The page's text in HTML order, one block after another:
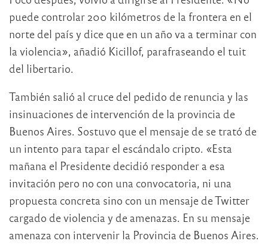
puede controlar 200 kilómetros de la frontera en el
norte del país y dice que en un año va a terminar con
la violencia», añadió Kicillof, parafraseando el tuit
del libertario.
También salió al cruce del pedido de renuncia y las
insinuaciones de intervención de la provincia de
Buenos Aires. Sostuvo que el mensaje de se trató de
un intento para tapar el escándalo cripto. «Esta
mañana el Presidente decidió responder a esa
invitación pero no con una convocatoria, ni una
propuesta concreta sino con un mensaje de Twitter
cargado de violencia y de amenazas. En su mensaje
amenaza con intervenir la Provincia de Buenos Aires.